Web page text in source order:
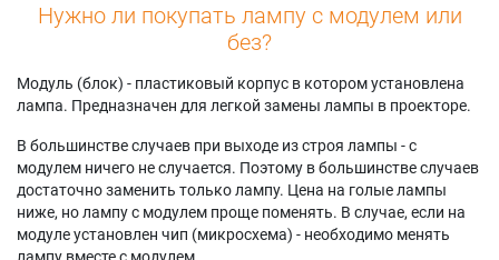
Нужно ли покупать лампу с модулем или
без?
Модуль (блок) - пластиковый корпус в котором установлена
лампа. Предназначен для легкой замены лампы в проекторе.
В большинстве случаев при выходе из строя лампы - с
модулем ничего не случается. Поэтому в большинстве случаев
достаточно заменить только лампу. Цена на голые лампы
ниже, но лампу с модулем проще поменять. В случае, если на
модуле установлен чип (микросхема) - необходимо менять